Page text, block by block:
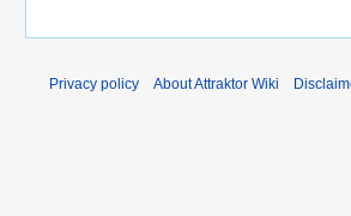
Privacy policy About Attraktor Wiki